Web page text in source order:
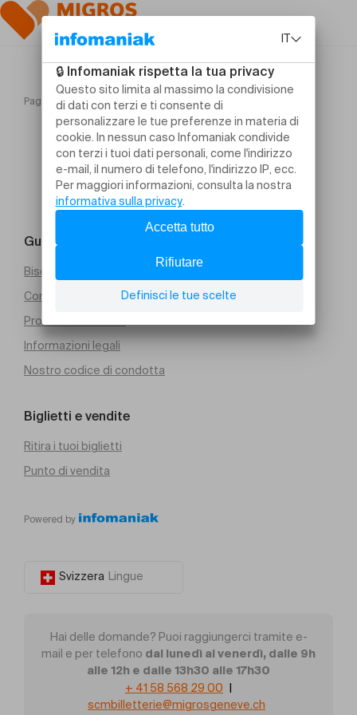
Pagina iniziale Quatuor Tchalik
Guida e contatti
Bisogno di aiuto
Condizioni generali di vendita (PDF)
Protezione dei dati
Informazioni legali
Nostro codice di condotta
Biglietti e vendite
Ritira i tuoi biglietti
Punto di vendita
Powered by
Svizzera Lingue
Hai delle domande? Puoi raggiungerci tramite e-
mail e per telefono dal lunedì al venerdì, dalle 9h
alle 12h e dalle 13h30 alle 17h30
+ 41 58 568 29 00
scmbilletterie@migrosgeneve.ch